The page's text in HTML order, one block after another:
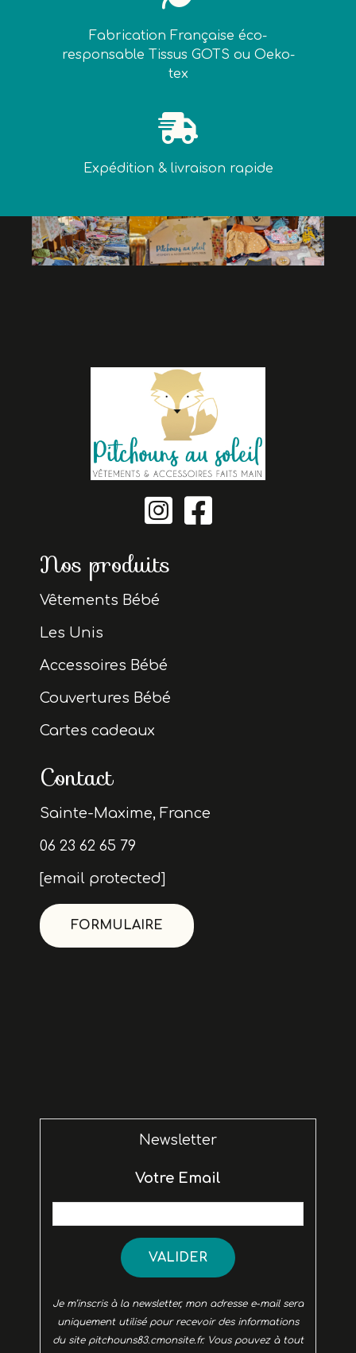
Fabrication Française éco-
responsable Tissus GOTS ou Oeko-
tex

Expédition & livraison rapide
 
Nos produits
Vêtements Bébé
Les Unis
Accessoires Bébé
Couvertures Bébé
Cartes cadeaux
Contact
Sainte-Maxime, France
06 23 62 65 79
[email protected]
FORMULAIRE
Newsletter
Votre Email
VALIDER
Je m’inscris à la newsletter, mon adresse e-mail sera
uniquement utilisé pour recevoir des informations
du site pitchouns83.cmonsite.fr. Vous pouvez à tout